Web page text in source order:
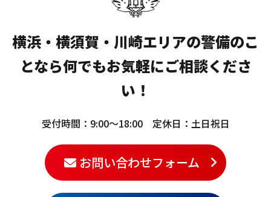
横浜・横須賀・川崎エリアの警備のこ
となら何でもお気軽にご相談くださ
い！
受付時間：9:00〜18:00 定休日：土日祝日
お問い合わせフォーム